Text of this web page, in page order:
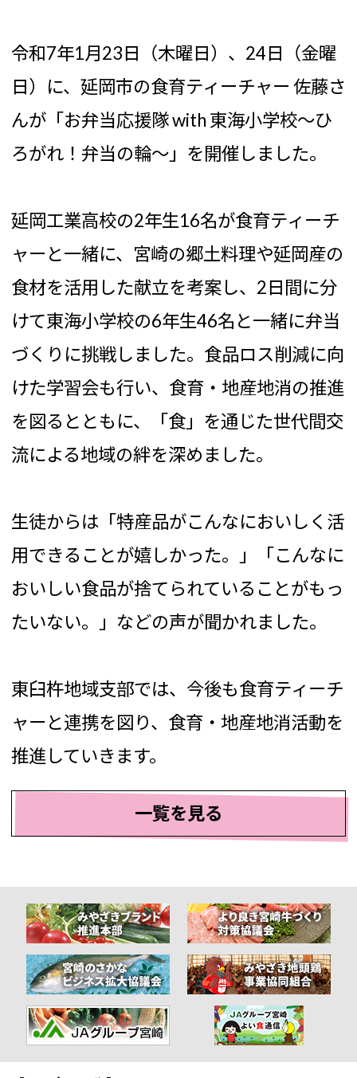
令和7年1月23日（木曜日）、24日（金曜
日）に、延岡市の食育ティーチャー 佐藤さ
んが「お弁当応援隊 with 東海小学校～ひ
ろがれ！弁当の輪～」を開催しました。
延岡工業高校の2年生16名が食育ティーチ
ャーと一緒に、宮崎の郷土料理や延岡産の
食材を活用した献立を考案し、2日間に分
けて東海小学校の6年生46名と一緒に弁当
づくりに挑戦しました。食品ロス削減に向
けた学習会も行い、食育・地産地消の推進
を図るとともに、「食」を通じた世代間交
流による地域の絆を深めました。
生徒からは「特産品がこんなにおいしく活
用できることが嬉しかった。」「こんなに
おいしい食品が捨てられていることがもっ
たいない。」などの声が聞かれました。
東臼杵地域支部では、今後も食育ティーチ
ャーと連携を図り、食育・地産地消活動を
推進していきます。
一覧を見る